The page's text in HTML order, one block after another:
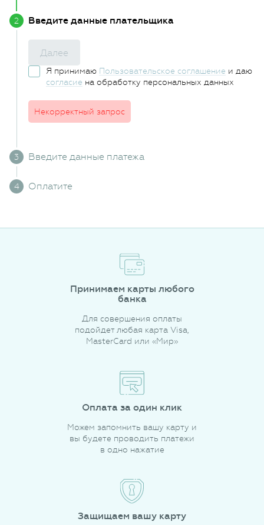
Введите данные плательщика
Далее
Я принимаю Пользовательское соглашение и даю
согласие на обработку персональных данных
Некорректный запрос
Введите данные платежа
Оплатите
Принимаем карты любого
банка
Для совершения оплаты
подойдет любая карта Visa,
MasterCard или «Мир»
Оплата за один клик
Можем запомнить вашу карту и
вы будете проводить платежи
в одно нажатие
Защищаем вашу карту